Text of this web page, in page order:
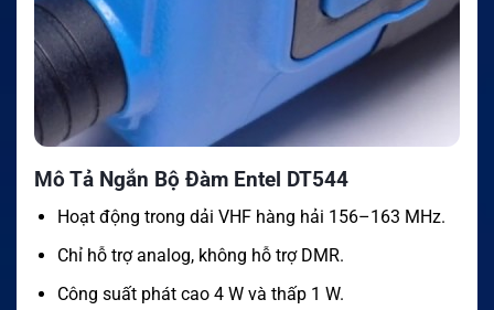
Mô Tả Ngắn Bộ Đàm Entel DT544
Hoạt động trong dải VHF hàng hải 156–163 MHz.
Chỉ hỗ trợ analog, không hỗ trợ DMR.
Công suất phát cao 4 W và thấp 1 W.